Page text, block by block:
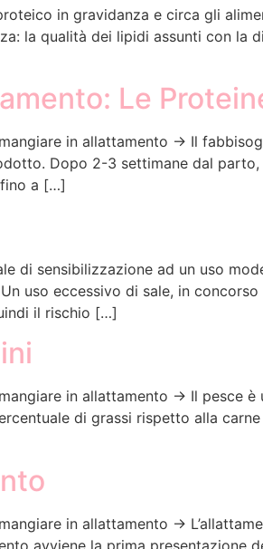
in gravidanza e circa gli
la qualità dei lipidi assunti con
Le
in allattamento → Il
Dopo 2-3 settimane dal
a […]
di sensibilizzazione ad un uso
uso eccessivo di sale, in
il rischio […]
in allattamento → Il pesce
di grassi rispetto alla
in allattamento →
avviene la prima presentazione